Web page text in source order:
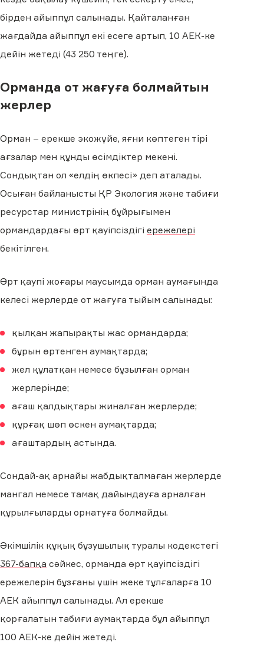
бірден айыппұл салынады. Қайталанған
жағдайда айыппұл екі есеге артып, 10 АЕК-ке
дейін жетеді (43 250 теңге).
Орманда от жағуға болмайтын
жерлер
Орман – ерекше экожүйе, яғни көптеген тірі
ағзалар мен құнды өсімдіктер мекені.
Сондықтан ол «елдің өкпесі» деп аталады.
Осыған байланысты ҚР Экология және табиғи
ресурстар министрінің бұйрығымен
ормандардағы өрт қауіпсіздігі ережелері
бекітілген.
Өрт қаупі жоғары маусымда орман аумағында
келесі жерлерде от жағуға тыйым салынады:
қылқан жапырақты жас ормандарда;
бұрын өртенген аумақтарда;
жел құлатқан немесе бұзылған орман
жерлерінде;
ағаш қалдықтары жиналған жерлерде;
құрғақ шөп өскен аумақтарда;
ағаштардың астында.
Сондай-ақ арнайы жабдықталмаған жерлерде
мангал немесе тамақ дайындауға арналған
құрылғыларды орнатуға болмайды.
Әкімшілік құқық бұзушылық туралы кодекстегі
367-бапқа сәйкес, орманда өрт қауіпсіздігі
ережелерін бұзғаны үшін жеке тұлғаларға 10
АЕК айыппұл салынады. Ал ерекше
қорғалатын табиғи аумақтарда бұл айыппұл
100 АЕК-ке дейін жетеді.